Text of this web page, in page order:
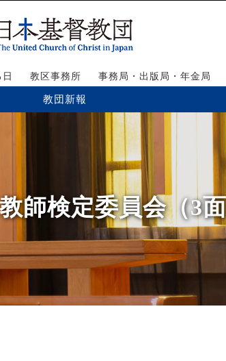
教区事務所 事務局・出版局・年金局
教団新報
教師検定委員会（3